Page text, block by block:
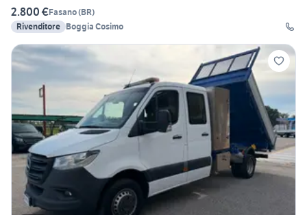
2.800 €Fasano(BR)
Rivenditore Boggia Cosimo